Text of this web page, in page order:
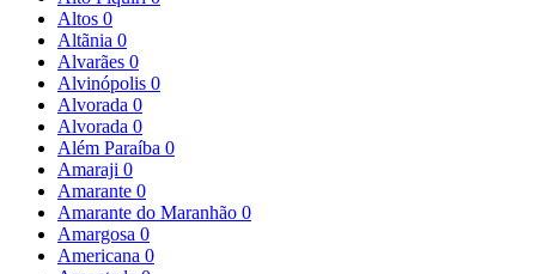
Altos 0
Altãnia 0
Alvarães 0
Alvinópolis 0
Alvorada 0
Alvorada 0
Além Paraíba 0
Amaraji 0
Amarante 0
Amarante do Maranhão 0
Amargosa 0
Americana 0